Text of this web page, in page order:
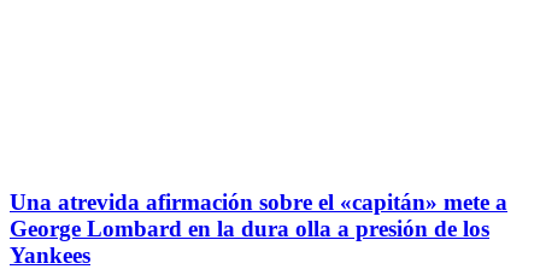
Una atrevida afirmación sobre el «capitán» mete a
George Lombard en la dura olla a presión de los
Yankees